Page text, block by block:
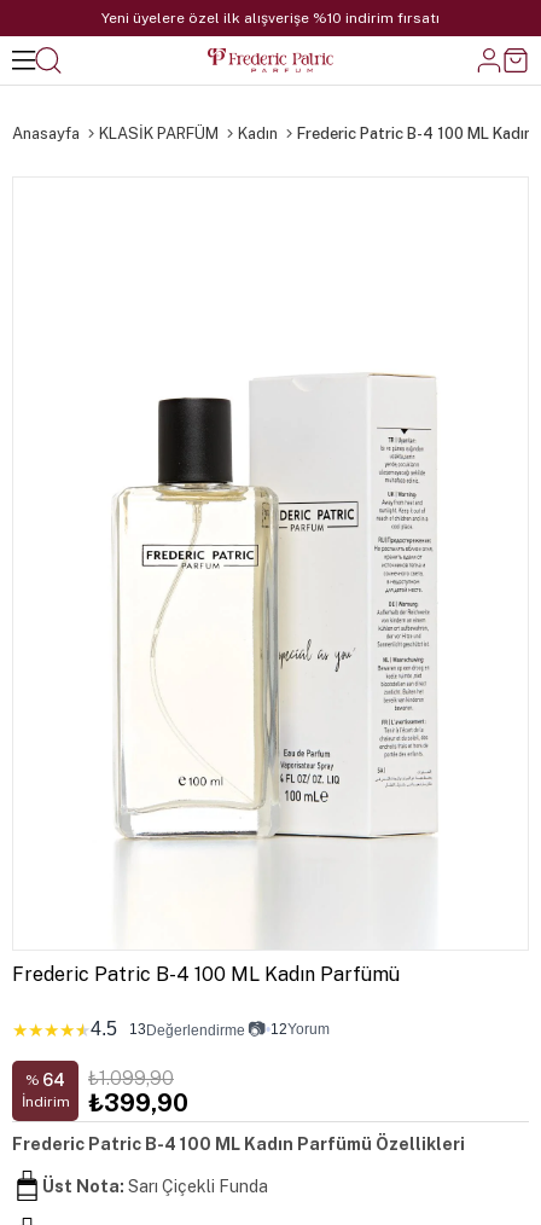
Yeni üyelere özel ilk alışverişe %10 indirim fırsatı
Anasayfa KLASİK PARFÜM Kadın Frederic Patric B-4 100 ML Kadın
Frederic Patric B-4 100 ML Kadın Parfümü
★★★★★4.5 13 Değerlendirme 📷•12Yorum
% 64
İndirim
₺1.099,90
₺399,90
Frederic Patric B-4 100 ML Kadın Parfümü Özellikleri
Üst Nota: Sarı Çiçekli Funda